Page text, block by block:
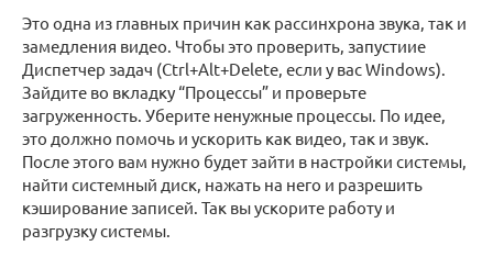
Это одна из главных причин как рассинхрона звука, так и
замедления видео. Чтобы это проверить, запустиие
Диспетчер задач (Ctrl+Alt+Delete, если у вас Windows).
Зайдите во вкладку “Процессы” и проверьте
загруженность. Уберите ненужные процессы. По идее,
это должно помочь и ускорить как видео, так и звук.
После этого вам нужно будет зайти в настройки системы,
найти системный диск, нажать на него и разрешить
кэширование записей. Так вы ускорите работу и
разгрузку системы.